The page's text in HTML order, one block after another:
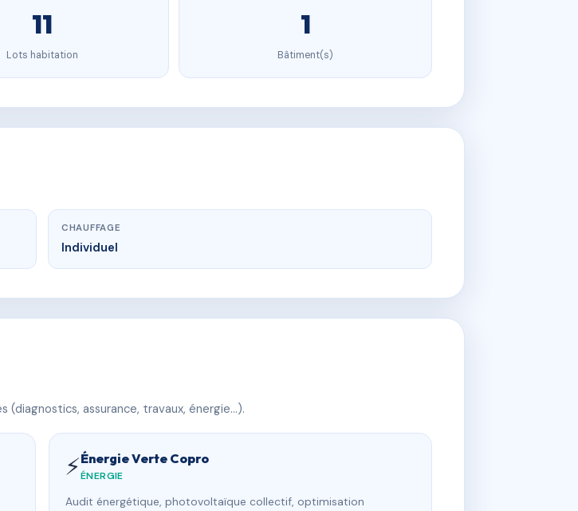
11
Lots habitation
1
Bâtiment(s)
CHAUFFAGE
Individuel
assurance, travaux, énergie…).
⚡Énergie Verte Copro
ÉNERGIE
Audit énergétique, photovoltaïque collectif, optimisation